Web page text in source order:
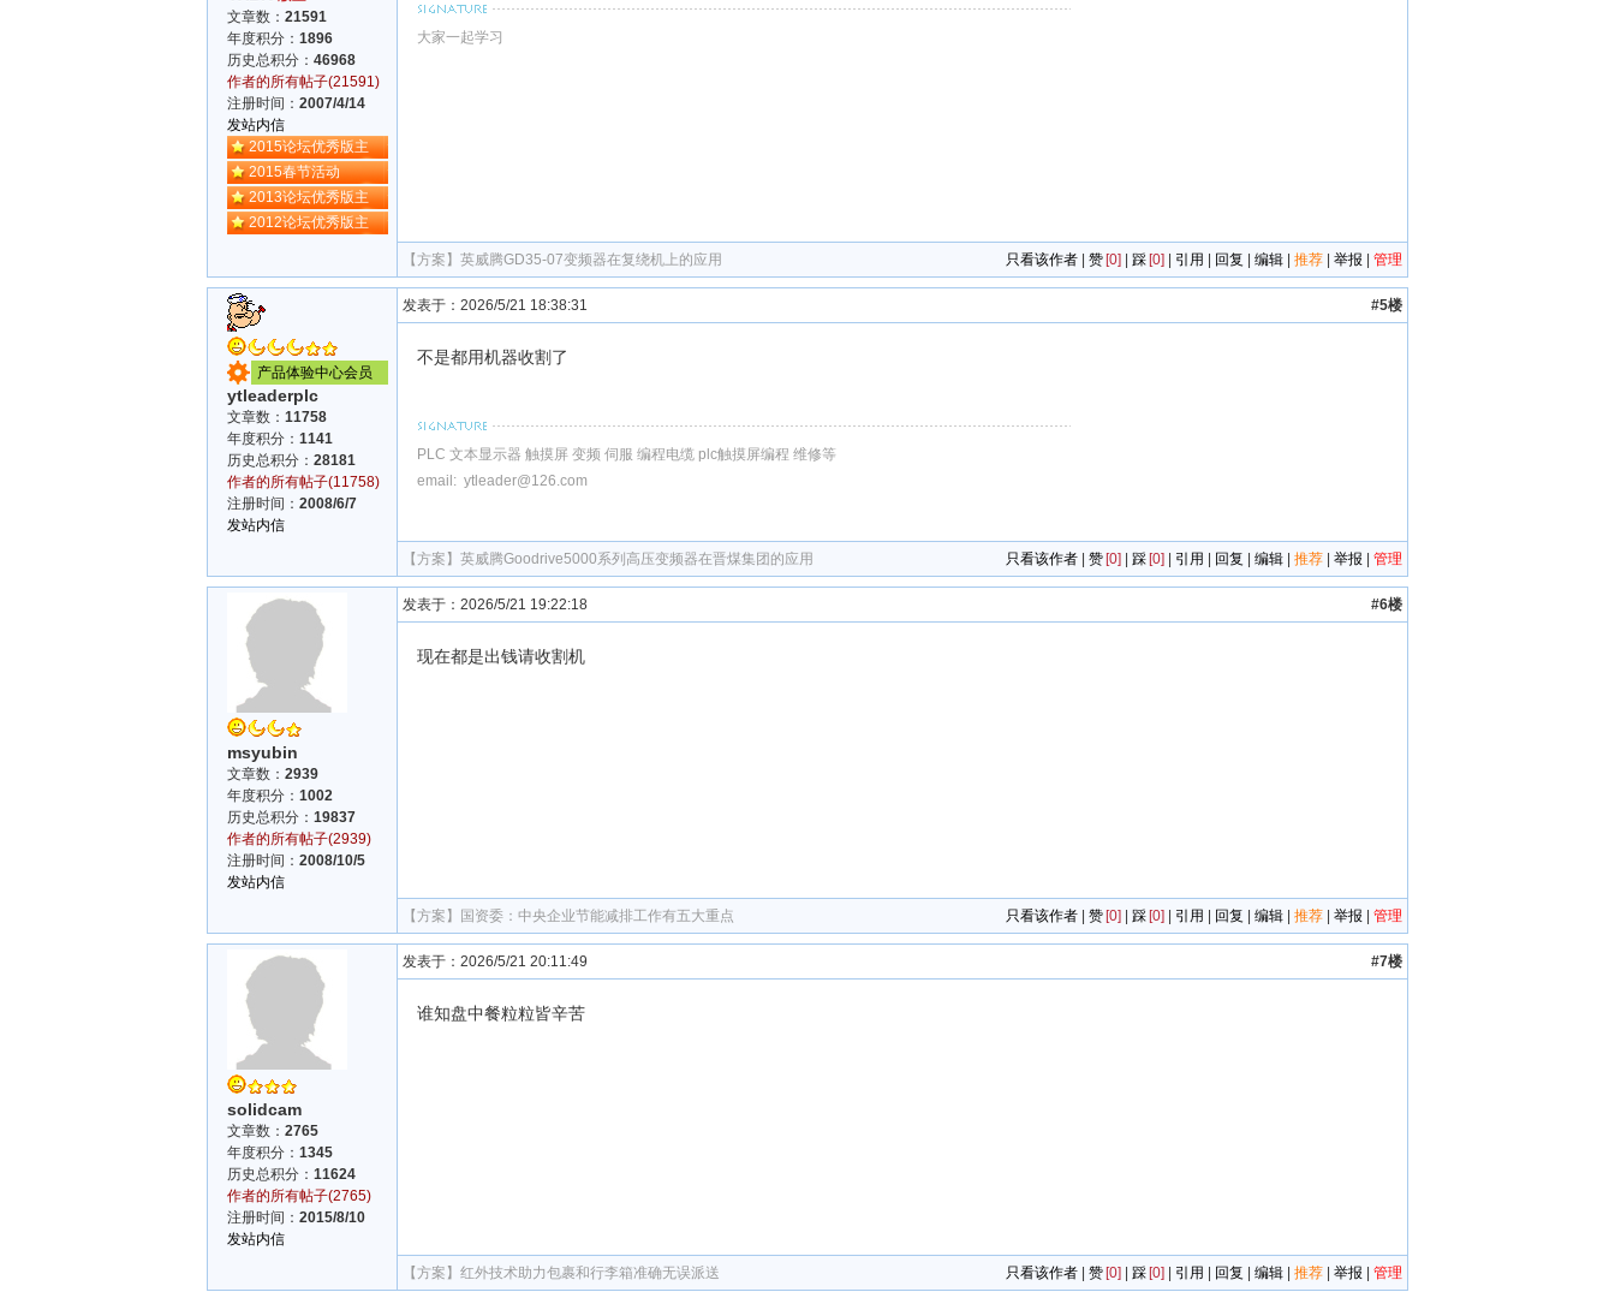
文章数： 21591
年度积分： 1896
历史总积分： 46968
作者的所有帖子(21591)
注册时间： 2007/4/14
发站内信
2015论坛优秀版主
2015春节活动
2013论坛优秀版主
2012论坛优秀版主
大家一起学习
【方案】 英威腾GD35-07变频器在复绕机上的应用 只看该作者 | 赞[0] | 踩[0] | 引用 | 回复 | 编辑 | 推荐 | 举报 | 管理
产品体验中心会员
ytleaderplc
文章数： 11758
年度积分： 1141
历史总积分： 28181
作者的所有帖子(11758)
注册时间： 2008/6/7
发站内信
发表于：2026/5/21 18:38:31 #5楼
不是都用机器收割了
PLC 文本显示器 触摸屏 变频 伺服 编程电缆 plc触摸屏编程 维修等
email: ytleader@126.com
【方案】 英威腾Goodrive5000系列高压变频器在晋煤集团的应用 只看该作者 | 赞[0] | 踩[0] | 引用 | 回复 | 编辑 | 推荐 | 举报 | 管理
msyubin
文章数： 2939
年度积分： 1002
历史总积分： 19837
作者的所有帖子(2939)
注册时间： 2008/10/5
发站内信
发表于：2026/5/21 19:22:18 #6楼
现在都是出钱请收割机
【方案】 国资委：中央企业节能减排工作有五大重点 只看该作者 | 赞[0] | 踩[0] | 引用 | 回复 | 编辑 | 推荐 | 举报 | 管理
solidcam
文章数： 2765
年度积分： 1345
历史总积分： 11624
作者的所有帖子(2765)
注册时间： 2015/8/10
发站内信
发表于：2026/5/21 20:11:49 #7楼
谁知盘中餐粒粒皆辛苦
【方案】 红外技术助力包裹和行李箱准确无误派送 只看该作者 | 赞[0] | 踩[0] | 引用 | 回复 | 编辑 | 推荐 | 举报 | 管理